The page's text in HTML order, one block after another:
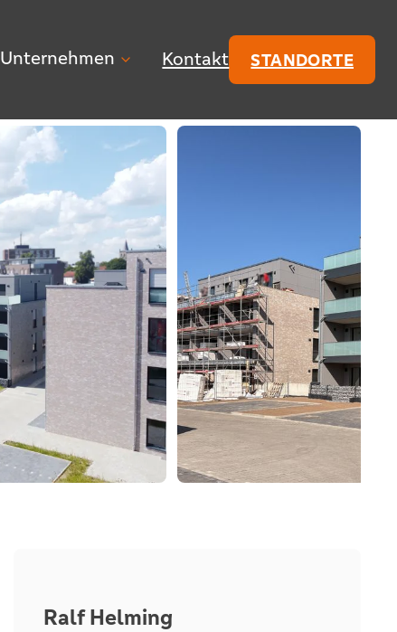
Unternehmen Kontakt STANDORTE
Ralf Helming